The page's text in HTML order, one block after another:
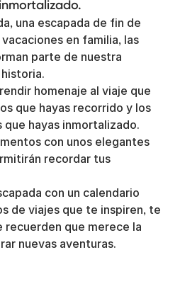
una escapada de fin de
en familia, las
parte de nuestra
homenaje al viaje que
que hayas recorrido y los
hayas inmortalizado.
con unos elegantes
recordar tus
con un calendario
de viajes que te inspiren, te
recuerden que merece la
nuevas aventuras.